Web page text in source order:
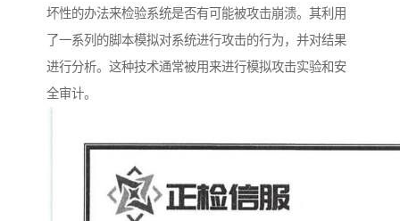
坏性的办法来检验系统是否有可能被攻击崩溃。其利用
了一系列的脚本模拟对系统进行攻击的行为，并对结果
进行分析。这种技术通常被用来进行模拟攻击实验和安
全审计。